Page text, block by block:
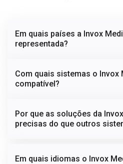
Em quais países a Invox
representada?
Com quais sistemas o Invox
compatível?
Por que as soluções da
precisas do que outros
Em quais idiomas o Invox